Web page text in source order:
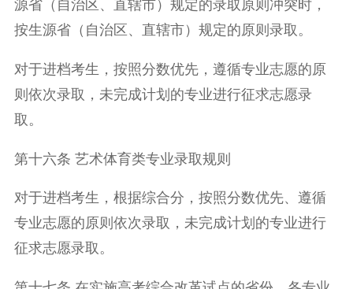
源省（自治区、直辖市）规定的录取原则冲突时，
按生源省（自治区、直辖市）规定的原则录取。
对于进档考生，按照分数优先，遵循专业志愿的原
则依次录取，未完成计划的专业进行征求志愿录
取。
第十六条 艺术体育类专业录取规则
对于进档考生，根据综合分，按照分数优先、遵循
专业志愿的原则依次录取，未完成计划的专业进行
征求志愿录取。